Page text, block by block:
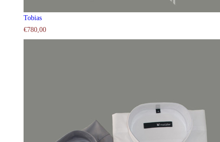
Tobias
€780,00